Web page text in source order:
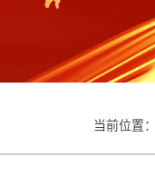
当前位置：